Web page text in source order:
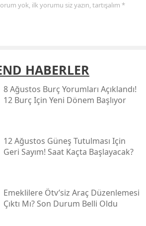
yok, ilk yorumu siz yazın, tartışalım *
HABERLER
8 Ağustos Burç Yorumları Açıklandı!
12 Burç Için Yeni Dönem Başlıyor
12 Ağustos Güneş Tutulması Için
Geri Sayım! Saat Kaçta Başlayacak?
Emeklilere Ötv’siz Araç Düzenlemesi
Çıktı Mı? Son Durum Belli Oldu